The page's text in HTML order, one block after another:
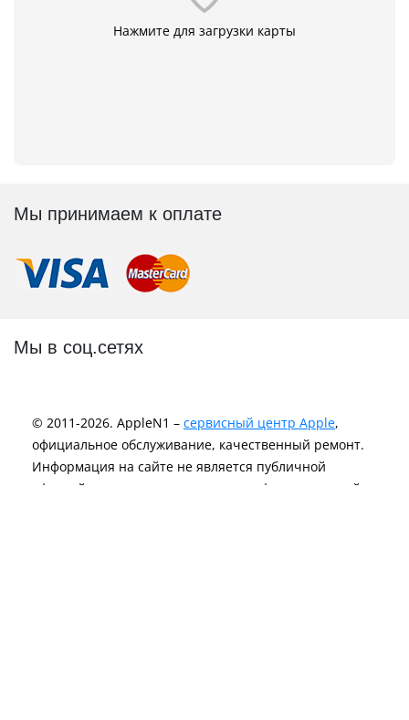
Нажмите для загрузки карты
Мы принимаем к оплате
Мы в соц.сетях
© 2011-2026. AppleN1 – сервисный центр Apple,
официальное обслуживание, качественный ремонт.
Информация на сайте не является публичной
офертой и носит исключительно информационный